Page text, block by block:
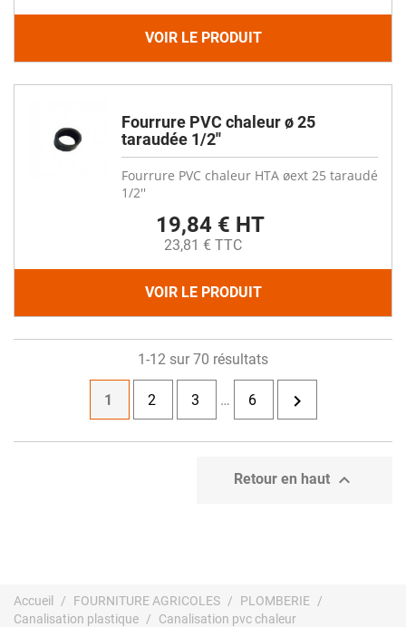
VOIR LE PRODUIT
Fourrure PVC chaleur ø 25
taraudée 1/2''
Fourrure PVC chaleur HTA øext 25 taraudé
1/2''
19,84 € HT
23,81 € TTC
VOIR LE PRODUIT
1-12 sur 70 résultats
1 2 3 … 6 
Retour en haut 
Accueil FOURNITURE AGRICOLES
PLOMBERIE
Canalisation plastique
Canalisation pvc chaleur